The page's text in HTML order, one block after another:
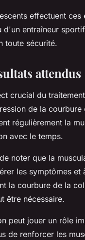
effectuent
d'un entraîneur
toute sécurité.
attendus
crucial du
de la
régulièrement la
avec le temps.
noter que la
les symptômes
la courbure de la
être nécessaire.
peut jouer un rôle
de renforcer les